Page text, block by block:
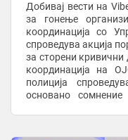
Добивај вести на Viber Основното јавно
за гонење
координација со
спроведува акција
за сторени
координација на
полиција
основано